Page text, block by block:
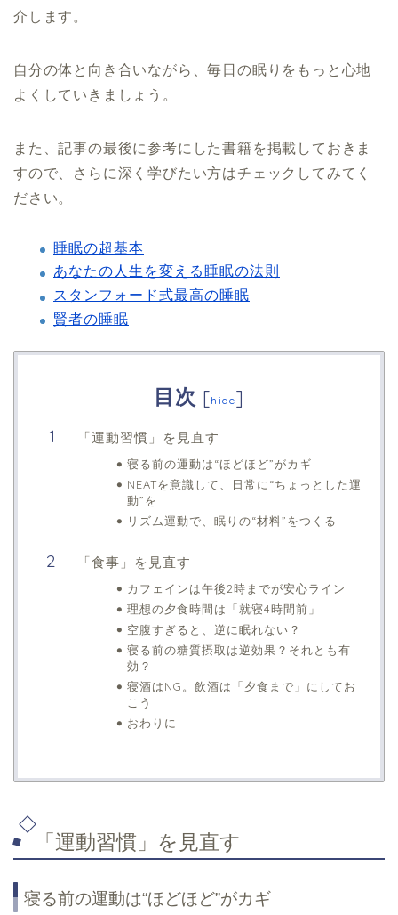
介します。
自分の体と向き合いながら、毎日の眠りをもっと心地
よくしていきましょう。
また、記事の最後に参考にした書籍を掲載しておきま
すので、さらに深く学びたい方はチェックしてみてく
ださい。
睡眠の超基本
あなたの人生を変える睡眠の法則
スタンフォード式最高の睡眠
賢者の睡眠
目次 [hide]
「運動習慣」を見直す
寝る前の運動は“ほどほど”がカギ
NEATを意識して、日常に“ちょっとした運
動”を
リズム運動で、眠りの“材料”をつくる
「食事」を見直す
カフェインは午後2時までが安心ライン
理想の夕食時間は「就寝4時間前」
空腹すぎると、逆に眠れない？
寝る前の糖質摂取は逆効果？それとも有
効？
寝酒はNG。飲酒は「夕食まで」にしてお
こう
おわりに
「運動習慣」を見直す
寝る前の運動は“ほどほど”がカギ